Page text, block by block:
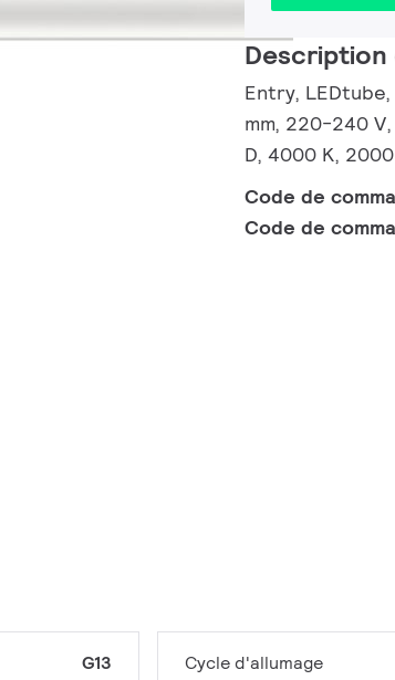
Entry,
mm, 220-240
D, 4000 K,
Code de
Code de
G13 Cycle d'allumage